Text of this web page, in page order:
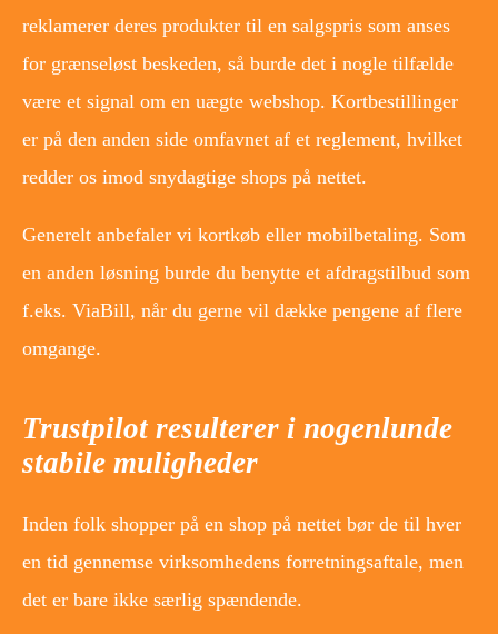
reklamerer deres produkter til en salgspris som anses
for grænseløst beskeden, så burde det i nogle tilfælde
være et signal om en uægte webshop. Kortbestillinger
er på den anden side omfavnet af et reglement, hvilket
redder os imod snydagtige shops på nettet.
Generelt anbefaler vi kortkøb eller mobilbetaling. Som
en anden løsning burde du benytte et afdragstilbud som
f.eks. ViaBill, når du gerne vil dække pengene af flere
omgange.
Trustpilot resulterer i nogenlunde
stabile muligheder
Inden folk shopper på en shop på nettet bør de til hver
en tid gennemse virksomhedens forretningsaftale, men
det er bare ikke særlig spændende.